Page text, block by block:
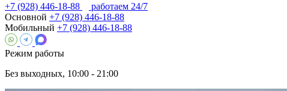
+7 (928) 446-18-88
работаем 24/7
Основной +7 (928) 446-18-88
Мобильный +7 (928) 446-18-88
Режим работы
Без выходных, 10:00 - 21:00